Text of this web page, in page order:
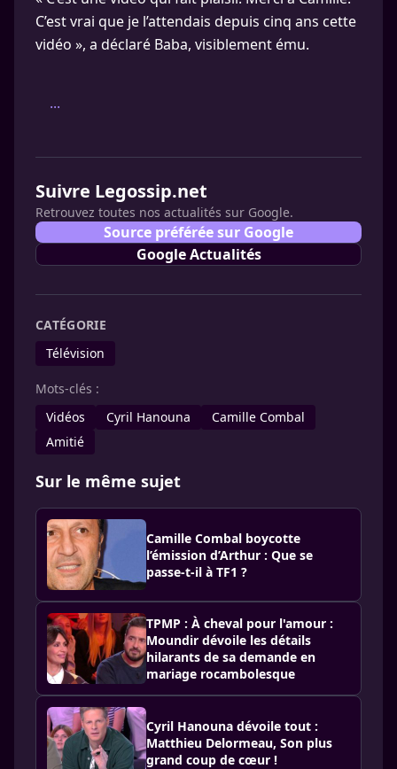
C’est vrai que je l’attendais depuis cinq ans cette
vidéo », a déclaré Baba, visiblement ému.
...
Suivre Legossip.net
Retrouvez toutes nos actualités sur Google.
Source préférée sur Google
Google Actualités
CATÉGORIE
Télévision
Mots-clés :
Vidéos
Cyril Hanouna
Camille Combal
Amitié
Sur le même sujet
Camille Combal boycotte
l’émission d’Arthur : Que se
passe-t-il à TF1 ?
TPMP : À cheval pour l'amour :
Moundir dévoile les détails
hilarants de sa demande en
mariage rocambolesque
Cyril Hanouna dévoile tout :
Matthieu Delormeau, Son plus
grand coup de cœur !